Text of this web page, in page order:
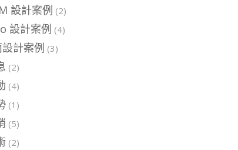
設計案例 (2)
設計案例 (4)
計案例 (3)
(2)
(4)
(1)
(5)
(2)